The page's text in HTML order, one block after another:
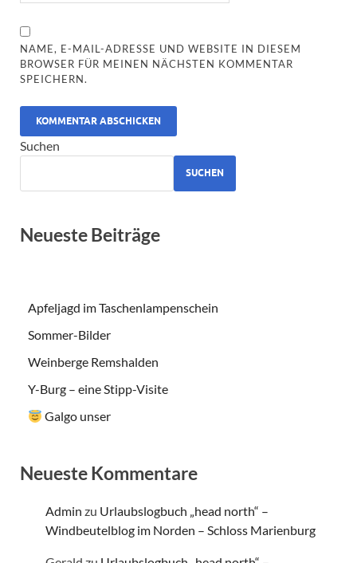
NAME, E-MAIL-ADRESSE UND WEBSITE IN DIESEM
BROWSER FÜR MEINEN NÄCHSTEN KOMMENTAR
SPEICHERN.
ALTERNATIVE:
Suchen
SUCHEN
Neueste Beiträge
Apfeljagd im Taschenlampenschein
Sommer-Bilder
Weinberge Remshalden
Y-Burg – eine Stipp-Visite
Galgo unser
Neueste Kommentare
Admin zu Urlaubslogbuch „head north“ –
Windbeutelblog im Norden – Schloss Marienburg